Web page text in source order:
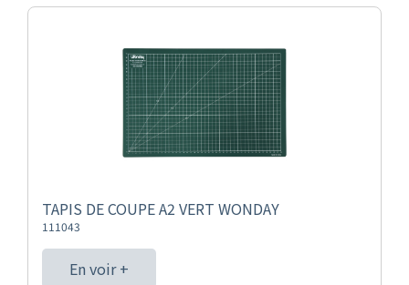
TAPIS DE COUPE A2 VERT WONDAY
111043
En voir +